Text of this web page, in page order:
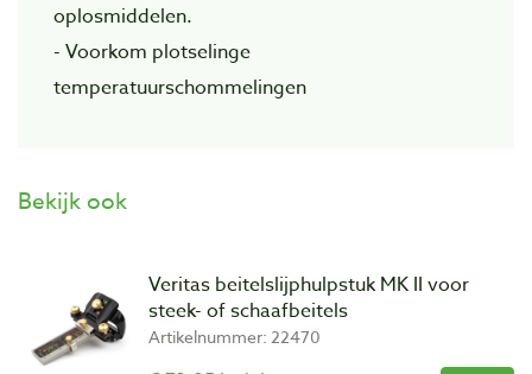
oplosmiddelen.
- Voorkom plotselinge
temperatuurschommelingen
Bekijk ook
Veritas beitelslijphulpstuk MK II voor
steek- of schaafbeitels
Artikelnummer: 22470